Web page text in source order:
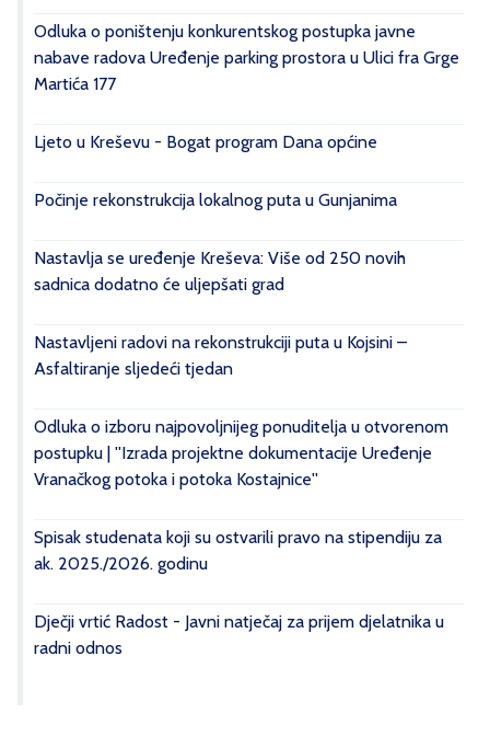
Odluka o poništenju konkurentskog postupka javne
nabave radova Uređenje parking prostora u Ulici fra Grge
Martića 177
Ljeto u Kreševu - Bogat program Dana općine
Počinje rekonstrukcija lokalnog puta u Gunjanima
Nastavlja se uređenje Kreševa: Više od 250 novih
sadnica dodatno će uljepšati grad
Nastavljeni radovi na rekonstrukciji puta u Kojsini –
Asfaltiranje sljedeći tjedan
Odluka o izboru najpovoljnijeg ponuditelja u otvorenom
postupku | ''Izrada projektne dokumentacije Uređenje
Vranačkog potoka i potoka Kostajnice''
Spisak studenata koji su ostvarili pravo na stipendiju za
ak. 2025./2026. godinu
Dječji vrtić Radost - Javni natječaj za prijem djelatnika u
radni odnos